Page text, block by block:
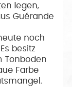
legen,
Guérande
noch
besitz
Tonboden
Farbe